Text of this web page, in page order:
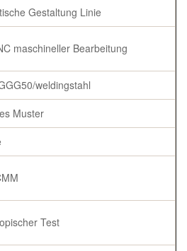
Gestaltung Linie
maschineller Bearbeitung
weldingstahl
Muster
Test